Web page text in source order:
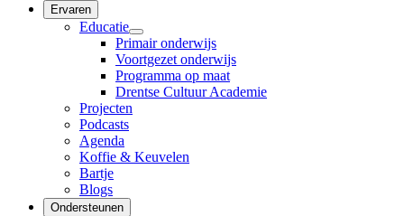
Ervaren
Educatie
Primair onderwijs
Voortgezet onderwijs
Programma op maat
Drentse Cultuur Academie
Projecten
Podcasts
Agenda
Koffie & Keuvelen
Bartje
Blogs
Ondersteunen